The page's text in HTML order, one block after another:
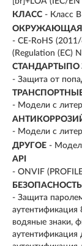
КЛАСС - Класс B
ОКРУЖАЮЩАЯ
- CE-RoHS
(Regulation (EC)
СТАНДАРТЫПО
- Защита от
- Модели с
- Модели с
ДРУГОЕ -
API
- ONVIF
БЕЗОПАСНОСТЬ
- Защита
аутентификация
водяные знаки,
аутентификация